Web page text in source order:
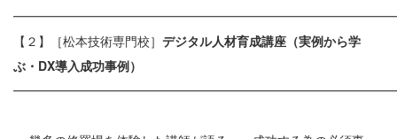
【２】［松本技術専門校］ デジタル人材育成講座（実例から学
ぶ・DX導入成功事例）